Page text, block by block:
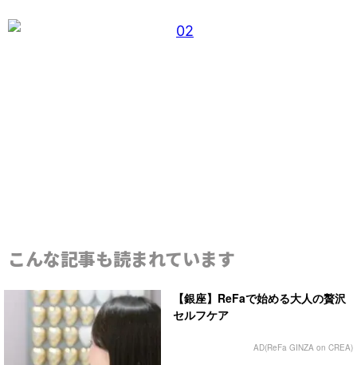
こんな記事も読まれています
【銀座】ReFaで始める大人の贅沢
セルフケア
AD(ReFa GINZA on CREA)